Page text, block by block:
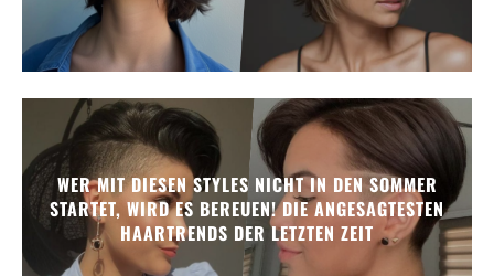
WER MIT DIESEN STYLES NICHT IN DEN SOMMER
STARTET, WIRD ES BEREUEN! DIE ANGESAGTESTEN
HAARTRENDS DER LETZTEN ZEIT